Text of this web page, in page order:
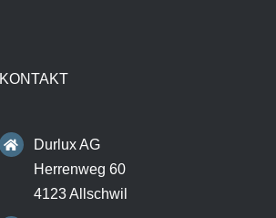
KONTAKT
Durlux AG
Herrenweg 60
4123 Allschwil